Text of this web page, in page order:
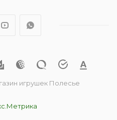
игрушек Полесье